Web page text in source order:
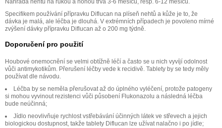
Specifikem používání přípravku Diflucan na plíseň nehtů a kůže je to, že
dávka je malá, ale léčba je dlouhá. V extrémních případech je povoleno mírné
zvýšení dávky přípravku Diflucan až o 200 mg týdně.
Doporučení pro použití
Houbové onemocnění se velmi obtížně léčí a často se u nich vyvíjí odolnost
vůči antimykotikům. Přerušení léčby vede k recidivě. Tablety by se tedy měly
používat dle návodu.
Léčba by se neměla přerušovat až do úplného vyléčení, protože patogeny
si mohou vyvinout rezistenci vůči působení Flukonazolu a následná léčba
bude neúčinná;
Jídlo neovlivňuje rychlost vstřebávání účinných látek ve střevech a jejich
biologickou dostupnost, takže tablety Diflucan lze užívat nalačno i po jídle;